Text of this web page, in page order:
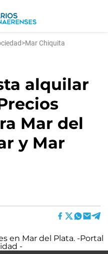
>Mar Chiquita
alquilar
Mar del
y Mar